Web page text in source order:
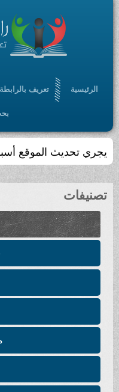
الرئيسية تعريف بالرابطة
بحث
يجري تحديث الموقع
تصنيفات